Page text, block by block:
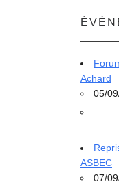
Achard
05/
ASBEC
07/